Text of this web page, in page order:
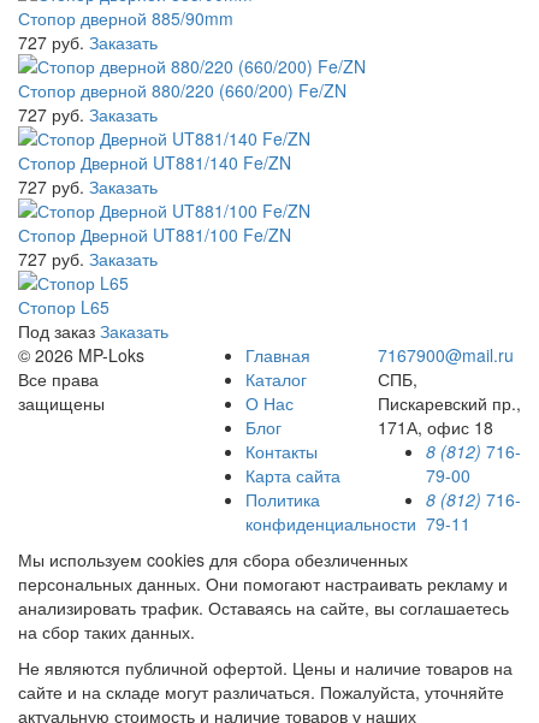
Стопор дверной 885/90mm
727 руб. Заказать
Стопор дверной 880/220 (660/200) Fe/ZN
727 руб. Заказать
Стопор Дверной UT881/140 Fe/ZN
727 руб. Заказать
Стопор Дверной UT881/100 Fe/ZN
727 руб. Заказать
Стопор L65
Под заказ Заказать
© 2026 MP-Loks
Все права
защищены
Главная
Каталог
О Нас
Блог
Контакты
Карта сайта
Политика
конфиденциальности
7167900@mail.ru
СПБ,
Пискаревский пр.,
171А, офис 18
8 (812) 716-
79-00
8 (812) 716-
79-11
Мы используем cookies для сбора обезличенных
персональных данных. Они помогают настраивать рекламу и
анализировать трафик. Оставаясь на сайте, вы соглашаетесь
на сбор таких данных.
Не являются публичной офертой. Цены и наличие товаров на
сайте и на складе могут различаться. Пожалуйста, уточняйте
актуальную стоимость и наличие товаров у наших